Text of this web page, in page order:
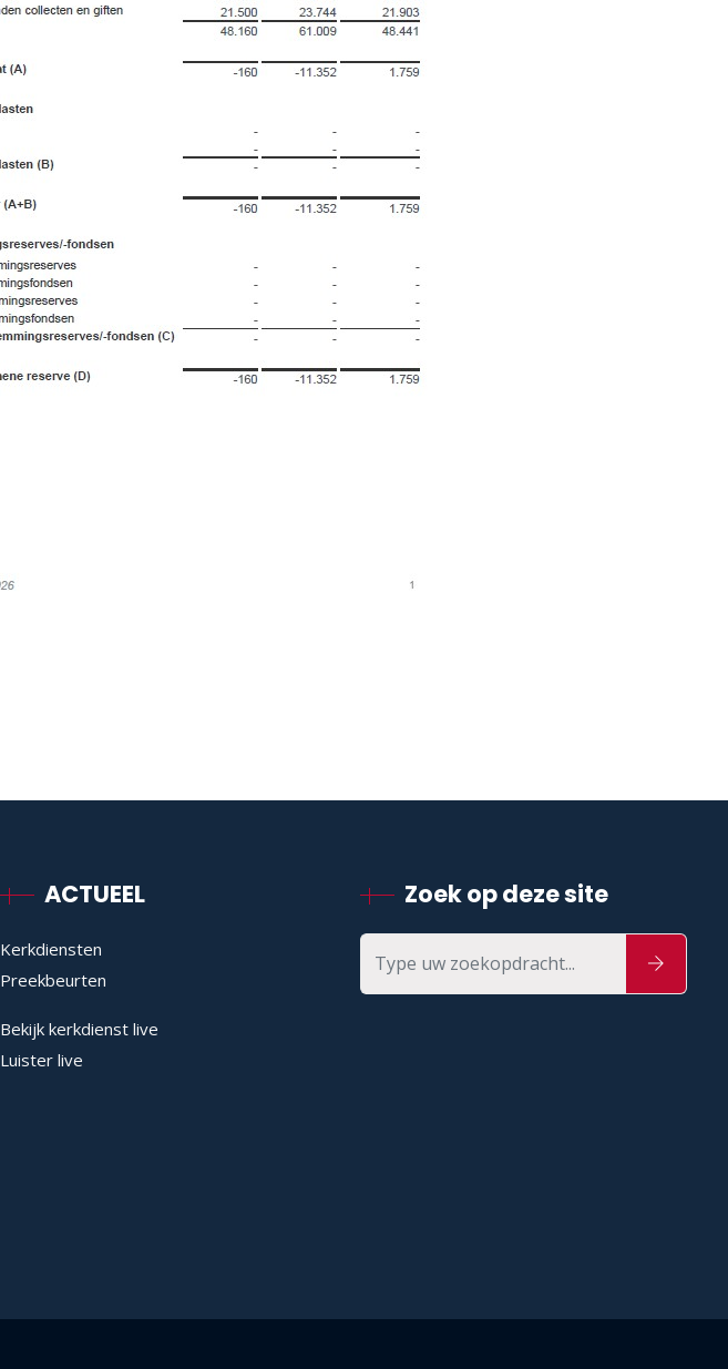
ACTUEEL
Kerkdiensten
Preekbeurten
Bekijk kerkdienst live
Luister live
Zoek op deze site